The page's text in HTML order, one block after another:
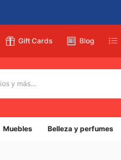
Gift Cards Blog
colegios y más...
Muebles Belleza y perfumes